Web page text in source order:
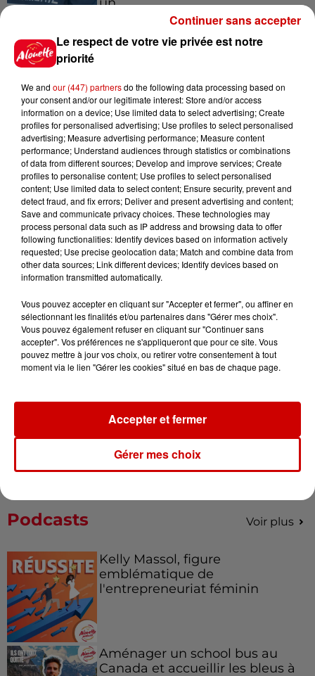
Jeux Voir plus
Gagnez vos places pour le
festival Marché Gourmand 2026
à Coulon !
Le Duel - Gagnez vos entrées
pour l'un des zoos de nos
régions !
Destination Vacances - Gagnez
votre séjour en famille au cœur
de la...
Destination Vacances : inscrivez-
vous !
Podcasts Voir plus
Kelly Massol, figure
emblématique de
l'entrepreneuriat féminin
Aménager un school bus au
Canada et accueillir les bleus à
Le respect de votre vie privée est notre
priorité
We and our (447) partnersdo the following data processing based on
your consent and/or our legitimate interest: Store and/or access
information on a device; Use limited data to select advertising; Create
profiles for personalised advertising; Use profiles to select personalised
advertising; Measure advertising performance; Measure content
performance; Understand audiences through statistics or combinations
of data from different sources; Develop and improve services; Create
profiles to personalise content; Use profiles to select personalised
content; Use limited data to select content; Ensure security, prevent and
detect fraud, and fix errors; Deliver and present advertising and content;
Save and communicate privacy choices. These technologies may
process personal data such as IP address and browsing data to offer
following functionalities: Identify devices based on information actively
requested; Use precise geolocation data; Match and combine data from
other data sources; Link different devices; Identify devices based on
information transmitted automatically.
Vous pouvez accepter en cliquant sur "Accepter et fermer", ou affiner en
sélectionnant les finalités et/ou partenaires dans "Gérer mes choix".
Vous pouvez également refuser en cliquant sur "Continuer sans
accepter". Vos préférences ne s'appliqueront que pour ce site. Vous
pouvez mettre à jour vos choix, ou retirer votre consentement à tout
moment via le lien "Gérer les cookies" situé en bas de chaque page.
Gérer mes choix
Accepter et fermer
Continuer sans accepter